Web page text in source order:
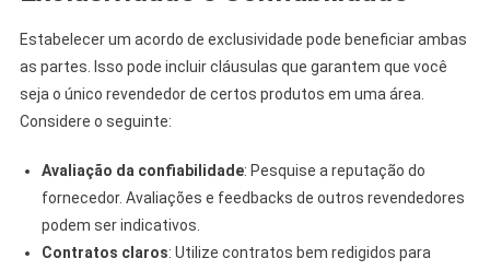
Estabelecer um acordo de exclusividade pode beneficiar ambas
as partes. Isso pode incluir cláusulas que garantem que você
seja o único revendedor de certos produtos em uma área.
Considere o seguinte:
Avaliação da confiabilidade: Pesquise a reputação do
fornecedor. Avaliações e feedbacks de outros revendedores
podem ser indicativos.
Contratos claros: Utilize contratos bem redigidos para